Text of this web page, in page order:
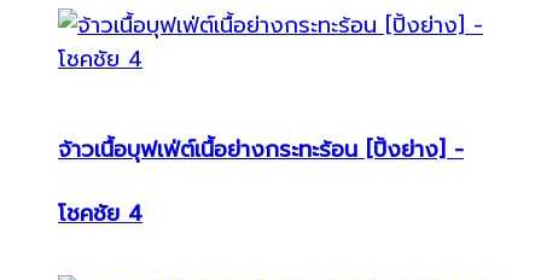
จ้าวเนื้อบุฟเฟ่ต์เนื้อย่างกระทะร้อน [ปิ้งย่าง] -
โชคชัย 4